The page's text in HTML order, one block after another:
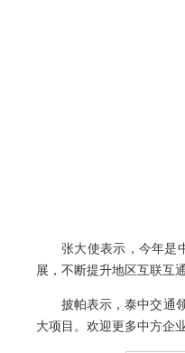
张大使表示，今年是
展，不断提升地区互联互
披帕表示，泰中交通
大项目。欢迎更多中方企